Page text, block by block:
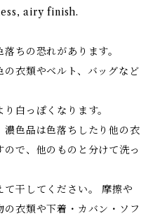
airy finish.
ちの恐れがあります。
の衣類やベルト、バッグなど
白っぽくなります。
濃色品は色落ちしたり他の衣
で、他のものと分けて洗っ
て干してください。 摩擦や
衣類や下着・カバン・ソフ